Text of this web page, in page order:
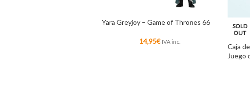
Yara Greyjoy – Game of Thrones 66
14,95€ IVA inc.
SOLD
OUT
Caja
Juego